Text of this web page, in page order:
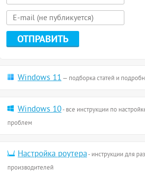
Windows 11— подборка статей и
Windows 10- все инструкции по
проблем
Настройка роутера- инструкции для
производителей